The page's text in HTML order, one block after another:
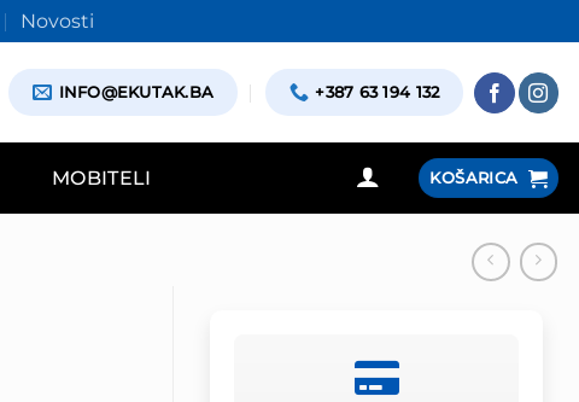
Novosti
INFO@EKUTAK.BA +387 63 194 132
MOBITELI KOŠARICA